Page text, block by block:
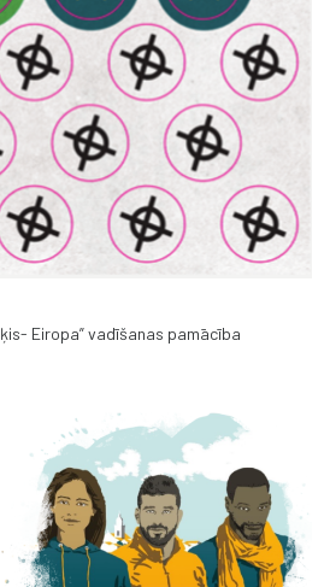
Eiropa” vadīšanas pamācība